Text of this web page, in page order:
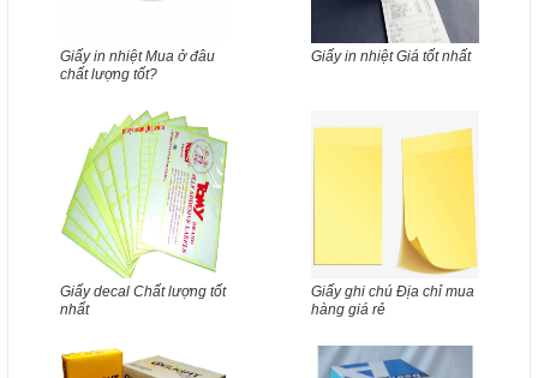
Giấy in nhiệt Mua ở đâu
chất lượng tốt?
Giấy in nhiệt Giá tốt nhất
Giấy decal Chất lượng tốt
nhất
Giấy ghi chú Địa chỉ mua
hàng giá rẻ